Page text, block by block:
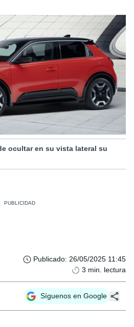
ocultar en su vista lateral su
Publicado: 26/05/2025 11:45
3 min. lectura
Síguenos en Google